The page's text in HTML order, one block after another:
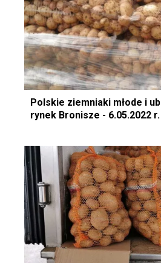
Polskie ziemniaki młode i
rynek Bronisze - 6.05.2022 r.